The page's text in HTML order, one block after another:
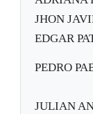
JHON
EDGAR
PEDRO
JULIAN